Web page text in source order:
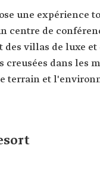
une expérience
centre de
villas de luxe
dans les
terrain et